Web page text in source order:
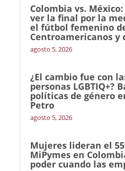
Colombia vs.
ver la final por la
el fútbol femenino
Centroamericanos y
agosto 5, 2026
¿El cambio fue con
personas LGBTIQ+?
políticas de género
Petro
agosto 5, 2026
Mujeres lideran el
MiPymes en
poder cuando las